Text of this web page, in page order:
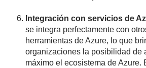
Integración con servicios de
se integra perfectamente con
herramientas de Azure, lo que
organizaciones la posibilidad de
máximo el ecosistema de Azure.